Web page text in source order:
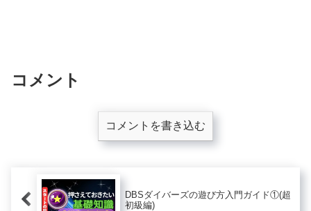
コメント
コメントを書き込む
DBSダイバーズの遊び方入門ガイド①(超
初級編)